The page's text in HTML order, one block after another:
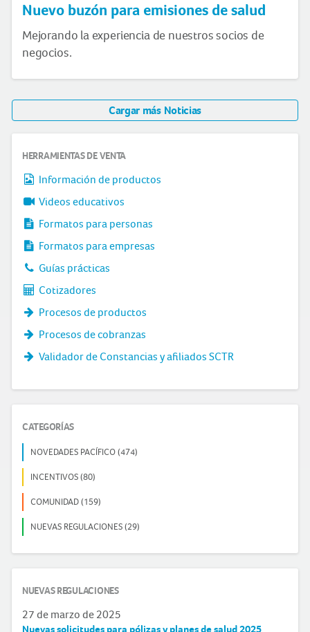
Nuevo buzón para emisiones de salud
Mejorando la experiencia de nuestros socios de
negocios.
Cargar más Noticias
HERRAMIENTAS DE VENTA
Información de productos
Videos educativos
Formatos para personas
Formatos para empresas
Guías prácticas
Cotizadores
Procesos de productos
Procesos de cobranzas
Validador de Constancias y afiliados SCTR
CATEGORÍAS
NOVEDADES PACÍFICO (474)
INCENTIVOS (80)
COMUNIDAD (159)
NUEVAS REGULACIONES (29)
NUEVAS REGULACIONES
27 de marzo de 2025
Nuevas solicitudes para pólizas y planes de salud 2025